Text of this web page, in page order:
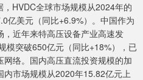
HVDC全球市场规模从2024年的
亿美元（同比+6.9%）。中国作为
近年来特高压设备产业高速发
模突破650亿元（同比+18%），已
网络。国内高压直流投资规模的加
市场规模从2020年15.82亿元上